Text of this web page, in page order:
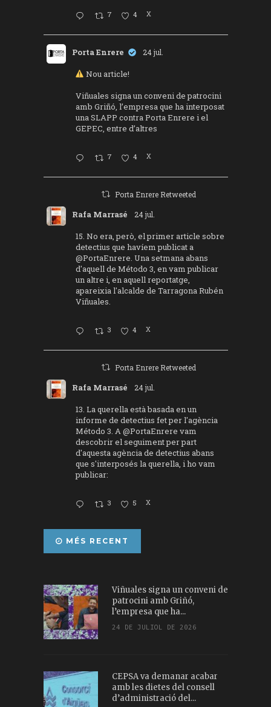
7 4 X
Porta Enrere 24 jul.
Nou article!
Viñuales signa un conveni de patrocini
amb Griñó, l’empresa que ha interposat
una SLAPP contra Porta Enrere i el
GEPEC, entre d’altres
7 4 X
Porta Enrere Retweeted
Rafa Marrasé 24 jul.
15. No era, però, el primer article sobre
detectius que havíem publicat a
@PortaEnrere. Una setmana abans
d'aquell de Método 3, en vam publicar
un altre i, en aquell reportatge,
apareixia l'alcalde de Tarragona Rubén
Viñuales.
3 4 X
Porta Enrere Retweeted
Rafa Marrasé 24 jul.
13. La querella està basada en un
informe de detectius fet per l'agència
Método 3. A@PortaEnrere vam
descobrir el seguiment per part
d'aquesta agència de detectius abans
que s'interposés la querella, i ho vam
publicar:
3 5 X
MÉS RECENT
Viñuales signa un conveni de
patrocini amb Griñó,
l’empresa que ha...
24 DE JULIOL DE 2026
CEPSA va demanar acabar
amb les dietes del consell
d’administració del...